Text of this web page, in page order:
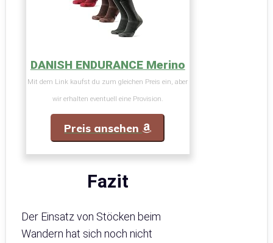
DANISH ENDURANCE Merino
Mit dem Link kaufst du zum gleichen Preis ein, aber
wir erhalten eventuell eine Provision.
Preis ansehen
Fazit
Der Einsatz von Stöcken beim
Wandern hat sich noch nicht